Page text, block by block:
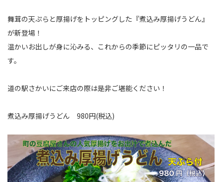
舞茸の天ぷらと厚揚げをトッピングした『煮込み厚揚げうどん』
が新登場！
温かいお出しが身に沁みる、これからの季節にピッタリの一品で
す。
道の駅さかいにご来店の際は是非ご堪能ください！
煮込み厚揚げうどん 980円(税込)